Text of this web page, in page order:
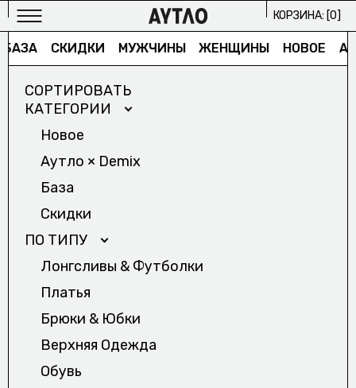
МУЖСКОЕ
ИЗБРАННОЕ/
ЖЕНСКОЕ
ИЗБРАННОЕ/
АРХИВ
2024/
ПРОЕКТЫ
СТУДИИ OUTLAW MOSCOW/
КОРЗИНА: [0]
БАЗА СКИДКИ МУЖЧИНЫ ЖЕНЩИНЫ НОВОЕ
СОРТИРОВАТЬ
КАТЕГОРИИ
Новое
Аутло × Demix
База
Скидки
ПО ТИПУ
Лонгсливы & Футболки
Платья
Брюки & Юбки
Верхняя Одежда
Обувь